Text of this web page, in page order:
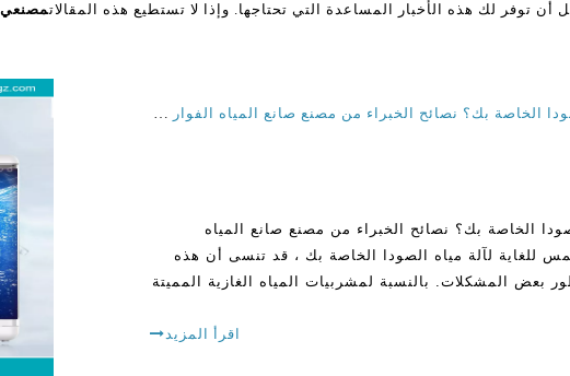
أن توفر لك هذه الأخبار المساعدة التي تحتاجها. وإذا لا تستطيع هذه المقالاتمصنعي
وجود مشاكل مع آلة مياه الصودا الخاصة بك؟ نصائح الخبراء من مصنع صانع المياه الفوار المحلي الخاص بك
الخاصة بك؟ نصائح الخبراء من مصنع صانع المياه
للغاية لآلة مياه الصودا الخاصة بك ، قد تنسى أن هذه
بعض المشكلات. بالنسبة لمشربيات المياه الغازية المميتة
اقرأ المزيد